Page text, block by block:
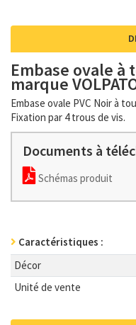
Embase ovale
marque
Embase ovale PVC Noir à
Fixation par 4 trous de vis.
Documents à
Schémas produit
Caractéristiques :
Décor
Unité de vente